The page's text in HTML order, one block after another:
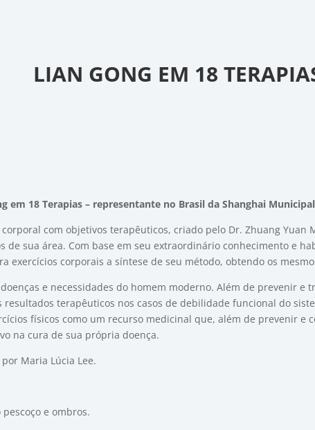
LIAN GONG EM 18
em 18 Terapias – representante no Brasil da Shanghai
com objetivos terapêuticos, criado pelo Dr. Zhuang
de sua área. Com base em seu extraordinário conhecimento e
exercícios corporais a síntese de seu método, obtendo os
e necessidades do homem moderno. Além de prevenir e
terapêuticos nos casos de debilidade funcional do
físicos como um recurso medicinal que, além de prevenir
na cura de sua própria doença.
Maria Lúcia Lee.
e ombros.